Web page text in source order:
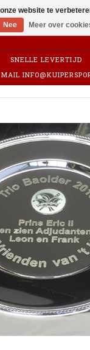
SNELLE LEVERTIJD
website te
Nee
Meer over